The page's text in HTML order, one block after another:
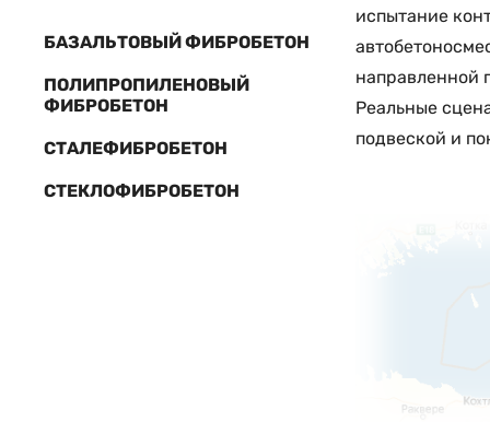
БАЗАЛЬТОВЫЙ ФИБРОБЕТОН
ПОЛИПРОПИЛЕНОВЫЙ
ФИБРОБЕТОН
СТАЛЕФИБРОБЕТОН
СТЕКЛОФИБРОБЕТОН
испытание
направленной
Реальные
подвеской и